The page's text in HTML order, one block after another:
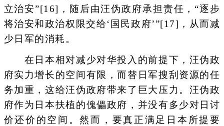
立治安”[16]，随后由汪伪政府承担责任，“逐步
将治安和政治权限交给‘国民政府’”[17]，从而减
少日军的消耗。
在日本相对减少对华投入的前提下，汪伪政
府实力增长的空间有限，而替日军搜刮资源的任
务加重，这给汪伪政府带来了巨大压力。汪伪政
府作为日本扶植的傀儡政府，并没有多少对日讨
价还价的空间。然而，要真正满足日本所提要